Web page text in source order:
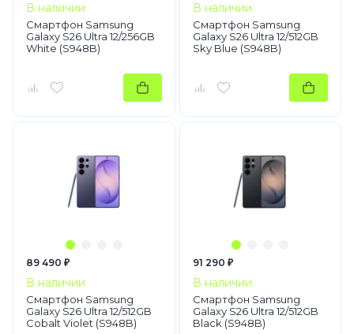
В наличии
Смартфон Samsung
Galaxy S26 Ultra 12/256GB
White (S948B)
В наличии
Смартфон Samsung
Galaxy S26 Ultra 12/512GB
Sky Blue (S948B)
89 490 ₽
В наличии
Смартфон Samsung
Galaxy S26 Ultra 12/512GB
Cobalt Violet (S948B)
91 290 ₽
В наличии
Смартфон Samsung
Galaxy S26 Ultra 12/512GB
Black (S948B)